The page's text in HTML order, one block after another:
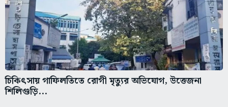
চিকিৎসায় গাফিলতিতে রোগী মৃত্যুর অভিযোগ, উত্তেজনা
শিলিগুড়ি...